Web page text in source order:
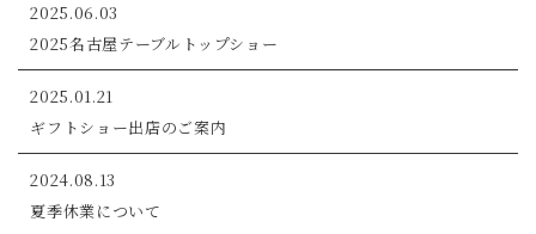
2025.06.03
2025名古屋テーブルトップショー
2025.01.21
ギフトショー出店のご案内
2024.08.13
夏季休業について